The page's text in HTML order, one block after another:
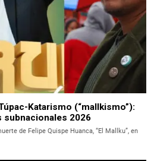
Katarismo (“mallkismo”):
subnacionales 2026
de Felipe Quispe Huanca, “El Mallku”, en